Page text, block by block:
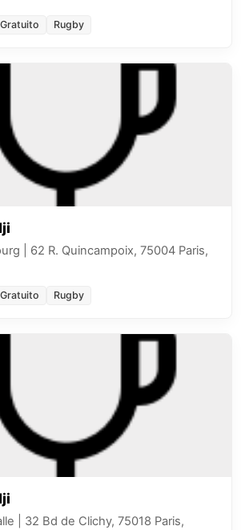
Gratuito Rugby
62 R. Quincampoix, 75004 Paris,
Gratuito Rugby
32 Bd de Clichy, 75018 Paris,